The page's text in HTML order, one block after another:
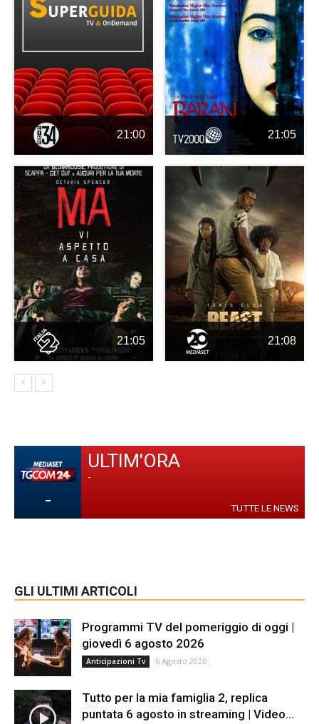
21:00 21:05
21:05 21:08
-
ULTIM'ORA
-
TUTTE LE NEWS
GLI ULTIMI ARTICOLI
Programmi TV del pomeriggio di oggi |
giovedì 6 agosto 2026
Anticipazioni Tv 6 Agosto 2026
Tutto per la mia famiglia 2, replica
puntata 6 agosto in streaming | Video...